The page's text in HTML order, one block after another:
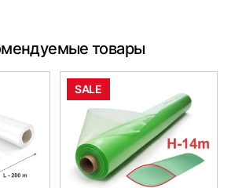
товары
SALE